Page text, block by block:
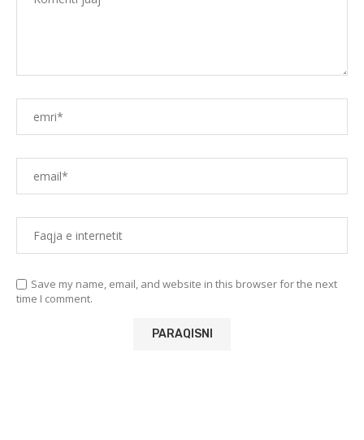
Save my name, email, and website in this browser for the next
time I comment.